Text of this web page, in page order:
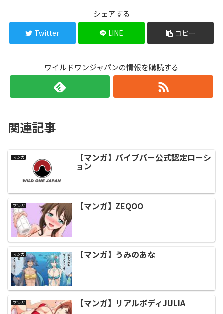
シェアする
Twitter LINE コピー
ワイルドワンジャパンの情報を購読する
関連記事
マンガ 【マンガ】バイブバー公式認定ローシ
ョン
マンガ 【マンガ】ZEQOO
マンガ 【マンガ】うみのあな
マンガ 【マンガ】リアルボディJULIA